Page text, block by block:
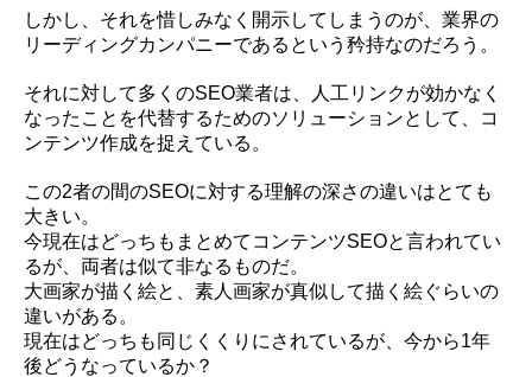
しかし、それを惜しみなく開示してしまうのが、業界の
リーディングカンパニーであるという矜持なのだろう。
それに対して多くのSEO業者は、人工リンクが効かなく
なったことを代替するためのソリューションとして、コ
ンテンツ作成を捉えている。
この2者の間のSEOに対する理解の深さの違いはとても
大きい。
今現在はどっちもまとめてコンテンツSEOと言われてい
るが、両者は似て非なるものだ。
大画家が描く絵と、素人画家が真似して描く絵ぐらいの
違いがある。
現在はどっちも同じくくりにされているが、今から1年
後どうなっているか？